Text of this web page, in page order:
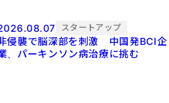
スタートアップ
侵襲で脳深部を刺激 中国発BCI企
、パーキンソン病治療に挑む